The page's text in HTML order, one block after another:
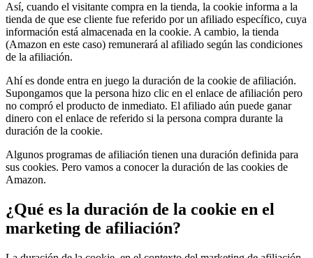
Así, cuando el visitante compra en la tienda, la cookie informa a la
tienda de que ese cliente fue referido por un afiliado específico, cuya
información está almacenada en la cookie. A cambio, la tienda
(Amazon en este caso) remunerará al afiliado según las condiciones
de la afiliación.
Ahí es donde entra en juego la duración de la cookie de afiliación.
Supongamos que la persona hizo clic en el enlace de afiliación pero
no compró el producto de inmediato. El afiliado aún puede ganar
dinero con el enlace de referido si la persona compra durante la
duración de la cookie.
Algunos programas de afiliación tienen una duración definida para
sus cookies. Pero vamos a conocer la duración de las cookies de
Amazon.
¿Qué es la duración de la cookie en el
marketing de afiliación?